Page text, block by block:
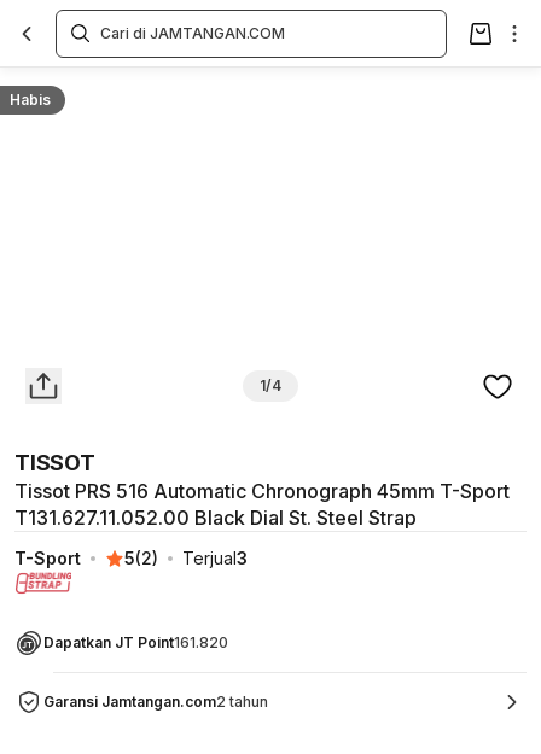
Habis
1/4
TISSOT
Tissot PRS 516 Automatic Chronograph 45mm T-Sport
T131.627.11.052.00 Black Dial St. Steel Strap
T-Sport 5(2) Terjual3
Dapatkan JT Point161.820
Garansi Jamtangan.com2 tahun
Overview